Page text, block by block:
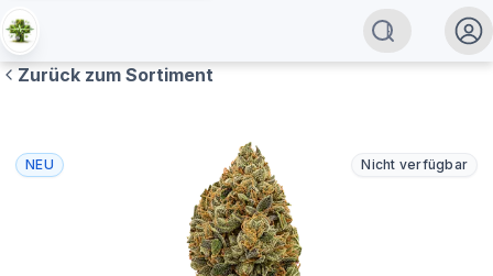
Zurück zum Sortiment
NEU Nicht verfügbar